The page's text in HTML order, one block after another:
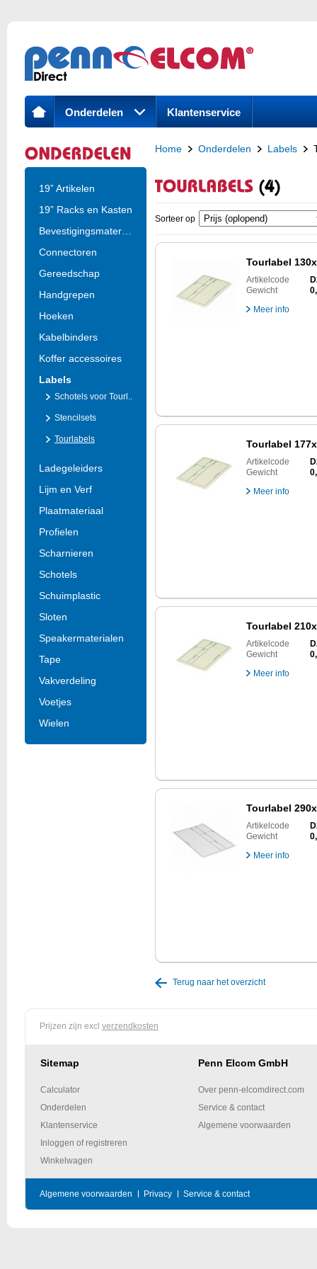
Onderdelen Klantenservice
19” Artikelen
19” Racks en Kasten
Connectoren
Gereedschap
Handgrepen
Hoeken
Kabelbinders
Koffer accessoires
Labels
Schotels voor Tourl..
Stencilsets
Tourlabels
Ladegeleiders
Lijm en Verf
Plaatmateriaal
Profielen
Scharnieren
Schotels
Schuimplastic
Sloten
Speakermaterialen
Tape
Vakverdeling
Voetjes
Wielen
Home Onderdelen Labels
Sorteer op
Tourlabel
Artikelcode
Gewicht
Meer info
Tourlabel
Artikelcode
Gewicht
Meer info
Tourlabel
Artikelcode
Gewicht
Meer info
Tourlabel
Artikelcode
Gewicht
Meer info
Terug naar het overzicht
Prijzen zijn excl verzendkosten
Sitemap
Calculator
Onderdelen
Klantenservice
Inloggen of registreren
Winkelwagen
Penn Elcom GmbH
Over penn-elcomdirect.com
Service & contact
Algemene voorwaarden
Algemene voorwaarden Privacy Service & contact